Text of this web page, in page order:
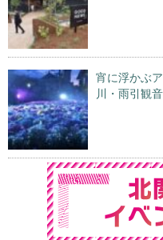
宵に浮かぶ
川・雨引観